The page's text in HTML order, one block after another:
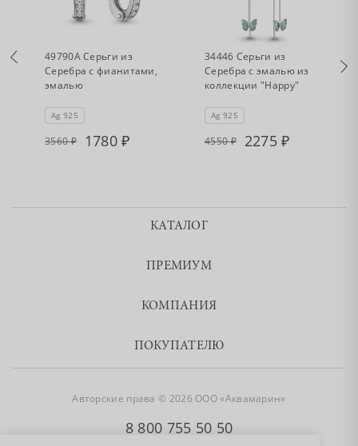
49790А Серьги из
Серебра с фианитами,
эмалью
Ag 925
3560 1780
Есть в наличии
34446 Серьги из
Серебра с эмалью из
коллекции "Happy"
Ag 925
4550 2275
КАТАЛОГ
ПРЕМИУМ
КОМПАНИЯ
ПОКУПАТЕЛЮ
Авторские права © 2026 ООО «Аквамарин»
8 800 755 50 50